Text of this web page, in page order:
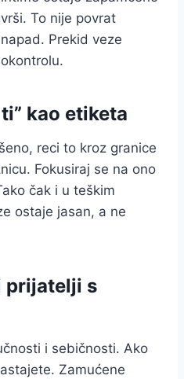
To nije povrat
Prekid veze
kao etiketa
reci to kroz granice
Fokusiraj se na ono
čak i u teškim
ostaje jasan, a ne
prijatelji s
i sebičnosti. Ako
Zamućene